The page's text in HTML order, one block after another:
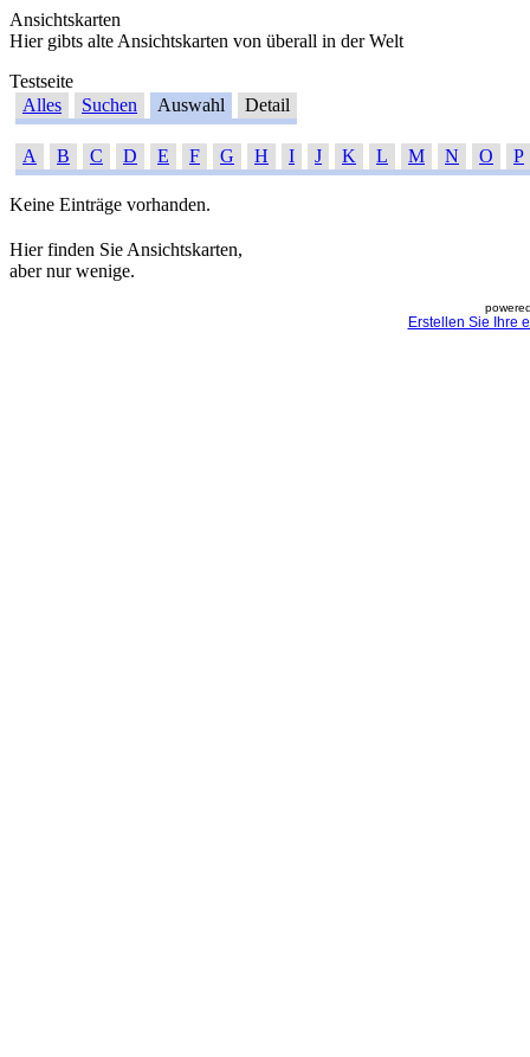
Ansichtskarten
Hier gibts alte Ansichtskarten von überall in der Welt
Testseite
Alles
Suchen Auswahl Detail
A B C D E F G H I J K L M N O P
Keine Einträge vorhanden.
Hier finden Sie Ansichtskarten,
aber nur wenige.
Erstellen Sie Ihre